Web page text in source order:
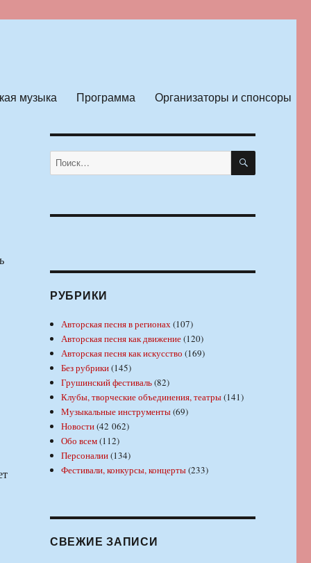
музыка Программа Организаторы и спонсоры
Искать: ПОИСК
РУБРИКИ
Авторская песня в регионах(107)
Авторская песня как движение(120)
Авторская песня как искусство (169)
Без рубрики(145)
Грушинский фестиваль(82)
Клубы, творческие объединения, театры(141)
Музыкальные инструменты(69)
Новости(42 062)
Обо всем(112)
Персоналии(134)
Фестивали, конкурсы, концерты(233)
СВЕЖИЕ ЗАПИСИ